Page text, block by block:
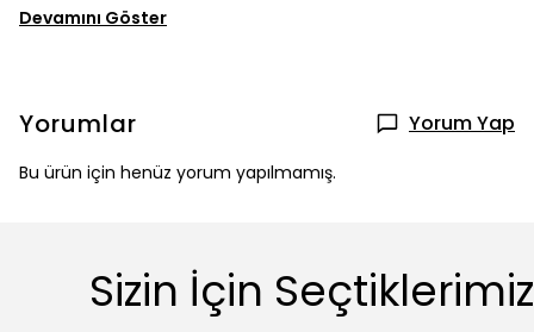
Devamını Göster
Yorumlar Yorum Yap
Bu ürün için henüz yorum yapılmamış.
Sizin İçin Seçtiklerimiz